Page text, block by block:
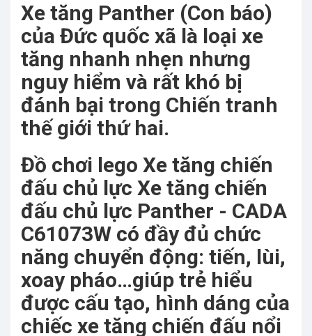
Xe tăng Panther (Con báo)
của Đức quốc xã là loại xe
tăng nhanh nhẹn nhưng
nguy hiểm và rất khó bị
đánh bại trong Chiến tranh
thế giới thứ hai.
Đồ chơi lego Xe tăng chiến
đấu chủ lực Xe tăng chiến
đấu chủ lực Panther - CADA
C61073W có đầy đủ chức
năng chuyển động: tiến, lùi,
xoay pháo…giúp trẻ hiểu
được cấu tạo, hình dáng của
chiếc xe tăng chiến đấu nổi